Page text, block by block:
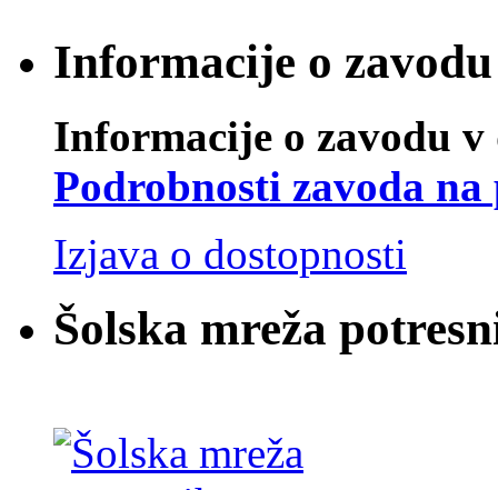
Informacije o
Informacije o zavodu
Podrobnosti zavoda
Izjava o dostopnosti
Šolska mreža